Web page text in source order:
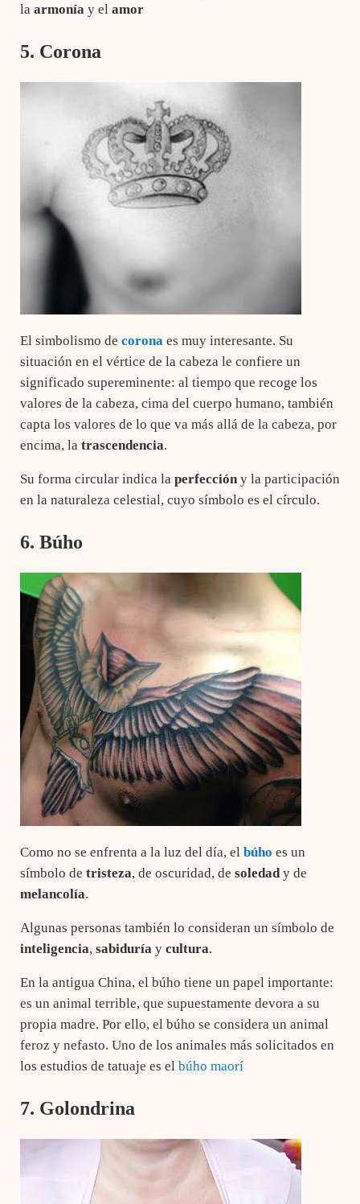
la armoníay el amor
5. Corona
El simbolismo de corona es muy interesante. Su
situación en el vértice de la cabeza le confiere un
significado supereminente: al tiempo que recoge los
valores de la cabeza, cima del cuerpo humano, también
capta los valores de lo que va más allá de la cabeza, por
encima, la trascendencia.
Su forma circular indica la perfeccióny la participación
en la naturaleza celestial, cuyo símbolo es el círculo.
6. Búho
Como no se enfrenta a la luz del día, el búho es un
símbolo de tristeza, de oscuridad, de soledady de
melancolía.
Algunas personas también lo consideran un símbolo de
inteligencia, sabiduríay cultura.
En la antigua China, el búho tiene un papel importante:
es un animal terrible, que supuestamente devora a su
propia madre. Por ello, el búho se considera un animal
feroz y nefasto. Uno de los animales más solicitados en
los estudios de tatuaje es el búho maorí
7. Golondrina